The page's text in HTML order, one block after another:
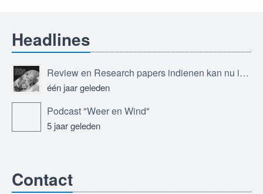
Headlines
Review en Research papers indienen kan nu in Journal of the European Meteorological Society
één jaar geleden
Podcast "Weer en Wind"
5 jaar geleden
Contact